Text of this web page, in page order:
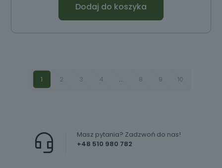
Dodaj do koszyka
1 2 3 4 … 8 9 10
+48 510 980 782
Masz pytania? Zadzwoń do nas!